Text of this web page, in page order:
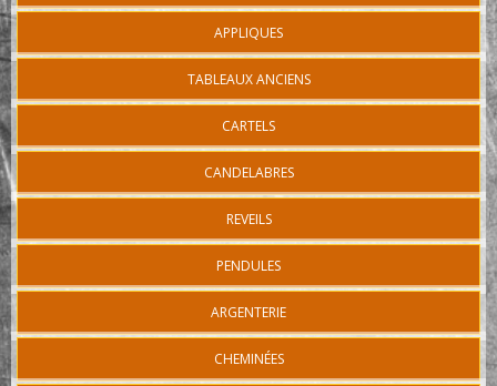
APPLIQUES
TABLEAUX ANCIENS
CARTELS
CANDELABRES
REVEILS
PENDULES
ARGENTERIE
CHEMINÉES